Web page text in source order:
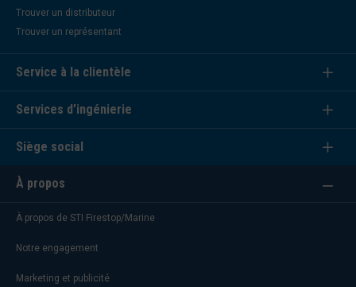
Trouver un distributeur
Trouver un représentant
Service à la clientèle
Services d’ingénierie
Siège social
À propos
À propos de STI Firestop/Marine
Notre engagement
Marketing et publicité